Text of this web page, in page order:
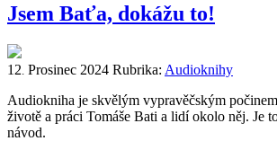
Jsem Baťa, dokážu to!
12 Prosinec 2024 Rubrika: Audioknihy
Audiokniha je skvělým vypravěčským
životě a práci Tomáše Bati a lidí okolo něj. Je
návod.